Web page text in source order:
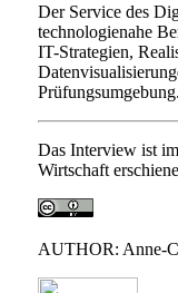
Der Service des
technologienahe
IT-Strategien,
Prüfungsumgebung.
Das Interview ist
Wirtschaft
AUTHOR: Anne-